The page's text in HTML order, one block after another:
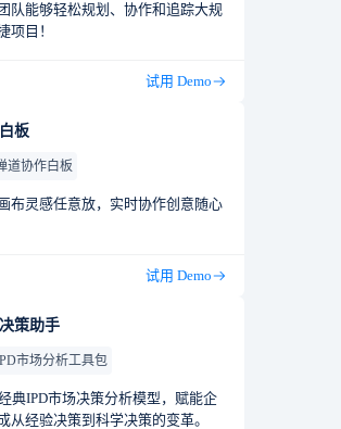
队能够轻松规划、协作和追踪大规
项目！
试用 Demo
板
道协作白板
布灵感任意放，实时协作创意随心
试用 Demo
策助手
市场分析工具包
典IPD市场决策分析模型，赋能企
从经验决策到科学决策的变革。